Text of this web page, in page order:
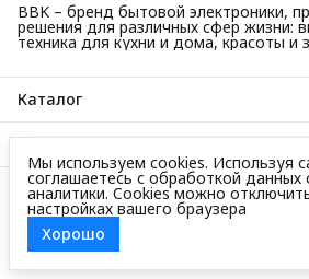
BBK – бренд бытовой электроники,
решения для различных сфер жизни:
техника для кухни и дома, красоты и
Каталог
Красота и здоровье
Техника для кухни
Крупная бытовая техника
Техника для дома
ТВ, аудио, видео
О компании
О нас
Гарантийные обязательства
Авторизованные сервисные центры
Контакты
Адрес
125445, город Москва,
Телефон
Режим работы
АО Торговый дом ББК, 2025
Мы используем cookies. Используя
соглашаетесь с обработкой данных
аналитики. Cookies можно
настройках вашего браузера
Хорошо